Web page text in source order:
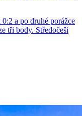
a po druhé porážce
tři body. Středočeši